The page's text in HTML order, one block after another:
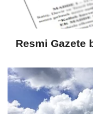
Resmi Gazete